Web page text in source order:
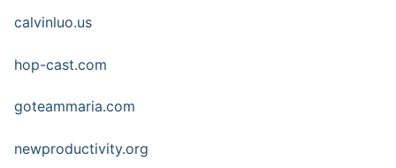
calvinluo.us
hop-cast.com
goteammaria.com
newproductivity.org